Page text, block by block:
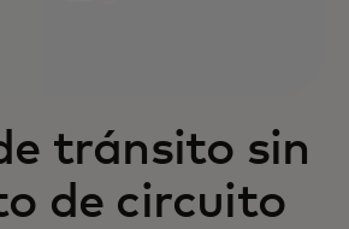
tránsito sin
de circuito